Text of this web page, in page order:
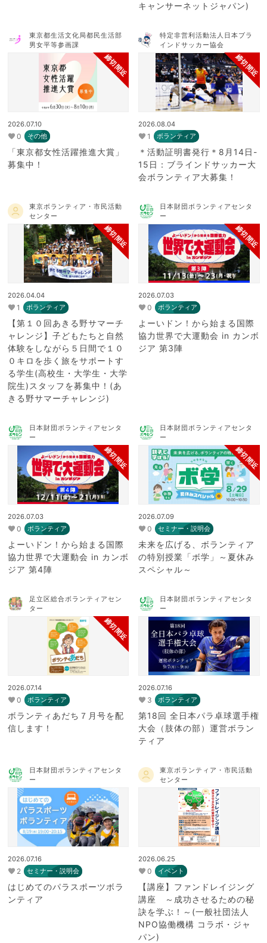
キャンサーネットジャパン)
東京都生活文化局都民生活部
男女平等参画課
締切間近
2026.07.10
0 その他
「東京都女性活躍推進大賞」
募集中！
特定非営利活動法人日本ブラ
インドサッカー協会
締切間近
2026.08.04
1 ボランティア
＊活動証明書発行＊8月14日-
15日：ブラインドサッカー大
会ボランティア大募集！
東京ボランティア・市民活動
センター
締切間近
2026.04.04
1 ボランティア
【第１０回あきる野サマーチ
ャレンジ】子どもたちと自然
体験をしながら５日間で１０
０キロを歩く旅をサポートす
る学生(高校生・大学生・大学
院生)スタッフを募集中！(あ
きる野サマーチャレンジ)
日本財団ボランティアセンタ
ー
締切間近
2026.07.03
0 ボランティア
よーいドン！から始まる国際
協力世界で大運動会 in カンボ
ジア 第3陣
日本財団ボランティアセンタ
ー
締切間近
2026.07.03
0 ボランティア
よーいドン！から始まる国際
協力世界で大運動会 in カンボ
ジア 第4陣
日本財団ボランティアセンタ
ー
締切間近
2026.07.09
0 セミナー・説明会
未来を広げる、ボランティア
の特別授業「ボ学」～夏休み
スペシャル～
足立区総合ボランティアセン
ター
締切間近
2026.07.14
0 ボランティア
ボランティあだち７月号を配
信します！
日本財団ボランティアセンタ
ー
2026.07.16
3 ボランティア
第18回 全日本パラ卓球選手権
大会（肢体の部）運営ボラン
ティア
日本財団ボランティアセンタ
ー
2026.07.16
2 セミナー・説明会
はじめてのパラスポーツボラ
ンティア
東京ボランティア・市民活動
センター
2026.06.25
0 イベント
【講座】ファンドレイジング
講座 ～成功させるための秘
訣を学ぶ！～(一般社団法人
NPO協働機構 コラボ・ジャ
パン)